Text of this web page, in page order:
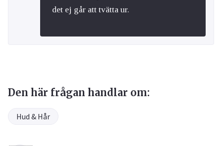
det ej går att tvätta ur.
Den här frågan handlar om:
Hud & Hår